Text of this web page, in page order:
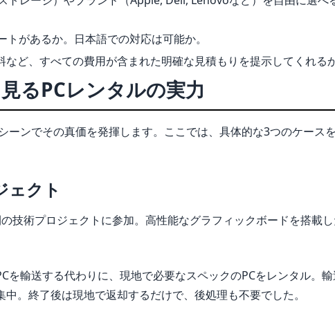
があるか。日本語での対応は可能か。
ど、すべての費用が含まれた明確な見積もりを提示してくれるか
るPCレンタルの実力
ーンでその真価を発揮します。ここでは、具体的な3つのケース
ェクト
技術プロジェクトに参加。高性能なグラフィックボードを搭載
を輸送する代わりに、現地で必要なスペックのPCをレンタル。
。終了後は現地で返却するだけで、後処理も不要でした。